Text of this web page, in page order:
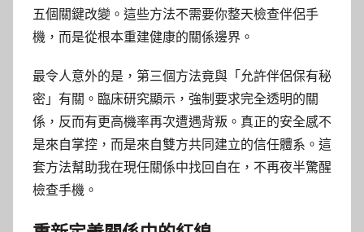
五個關鍵改變。這些方法不需要你整天檢查伴侶手
機，而是從根本重建健康的關係邊界。
最令人意外的是，第三個方法竟與「允許伴侶保有秘
密」有關。臨床研究顯示，強制要求完全透明的關
係，反而有更高機率再次遭遇背叛。真正的安全感不
是來自掌控，而是來自雙方共同建立的信任體系。這
套方法幫助我在現任關係中找回自在，不再夜半驚醒
檢查手機。